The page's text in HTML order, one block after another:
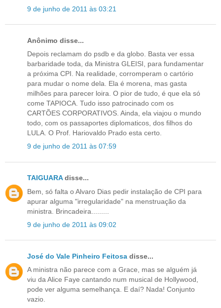
9 de junho de 2011 às 03:21
Anônimo disse...
Depois reclamam do psdb e da globo. Basta ver essa
barbaridade toda, da Ministra GLEISI, para fundamentar
a próxima CPI. Na realidade, corromperam o cartório
para mudar o nome dela. Ela é morena, mas gasta
milhões para parecer loira. O pior de tudo, é que ela só
come TAPIOCA. Tudo isso patrocinado com os
CARTÕES CORPORATIVOS. Ainda, ela viajou o mundo
todo, com os passaportes diplomaticos, dos filhos do
LULA. O Prof. Hariovaldo Prado esta certo.
9 de junho de 2011 às 07:59
TAIGUARAdisse...
Bem, só falta o Alvaro Dias pedir instalação de CPI para
apurar alguma "irregularidade" na menstruação da
ministra. Brincadeira.........
9 de junho de 2011 às 09:02
José do Vale Pinheiro Feitosa disse...
A ministra não parece com a Grace, mas se alguém já
viu da Alice Faye cantando num musical de Hollywood,
pode ver alguma semelhança. E daí? Nada! Conjunto
vazio.